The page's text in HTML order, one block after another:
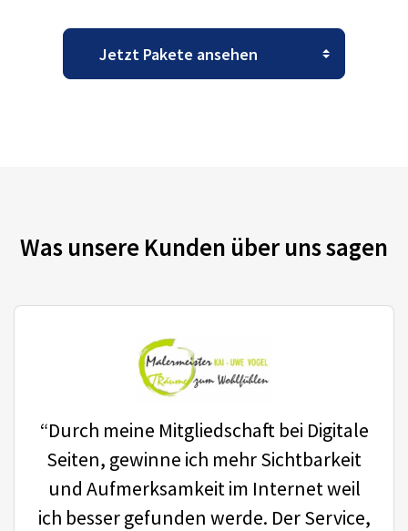
Was unsere Kunden über uns sagen
“Durch meine Mitgliedschaft bei Digitale
Seiten, gewinne ich mehr Sichtbarkeit
und Aufmerksamkeit im Internet weil
ich besser gefunden werde. Der Service,